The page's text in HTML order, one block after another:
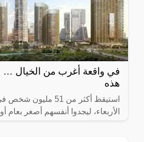
في واقعة أغرب من الخيال
هذه
استيقظ أكثر من 51
الأربعاء، ليجدوا أنفسهم أصغر بعام